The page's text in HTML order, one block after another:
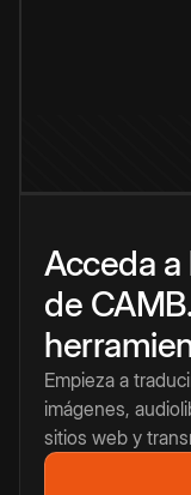
Acceda
de
Empieza a
imágenes,
sitios web y